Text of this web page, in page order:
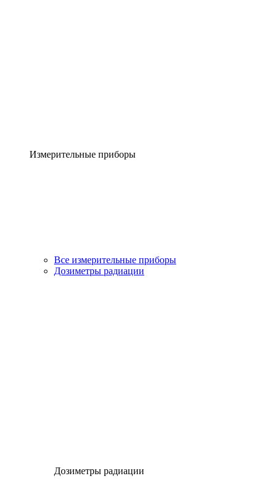
Измерительные приборы
Все измерительные приборы
Дозиметры радиации
Дозиметры радиации